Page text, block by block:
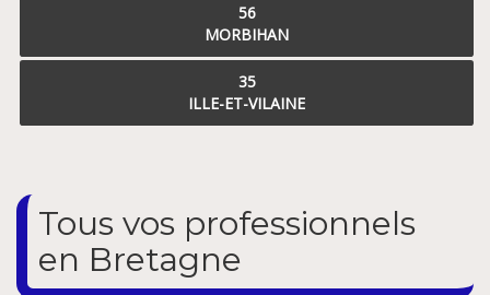
56
MORBIHAN
35
ILLE-ET-VILAINE
Tous vos professionnels
en Bretagne